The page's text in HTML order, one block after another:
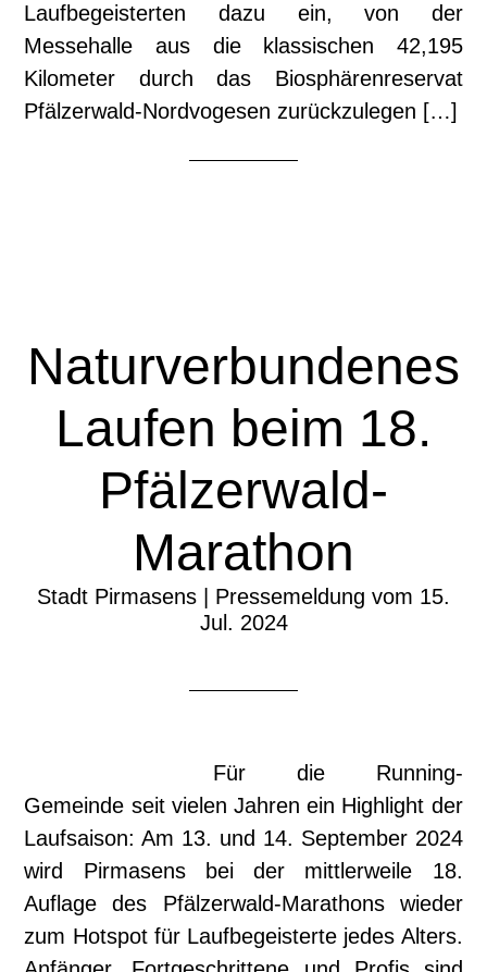
Laufbegeisterten dazu ein, von der
Messehalle aus die klassischen 42,195
Kilometer durch das Biosphärenreservat
Pfälzerwald-Nordvogesen zurückzulegen […]
Naturverbundenes
Laufen beim 18.
Pfälzerwald-
Marathon
Stadt Pirmasens | Pressemeldung vom 15.
Jul. 2024
Für die Running-
Gemeinde seit vielen Jahren ein Highlight der
Laufsaison: Am 13. und 14. September 2024
wird Pirmasens bei der mittlerweile 18.
Auflage des Pfälzerwald-Marathons wieder
zum Hotspot für Laufbegeisterte jedes Alters.